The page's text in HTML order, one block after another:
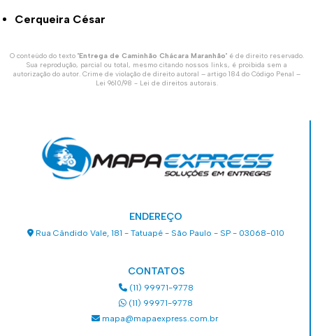
Cerqueira César
O conteúdo do texto "Entrega de Caminhão Chácara Maranhão" é de direito reservado.
Sua reprodução, parcial ou total, mesmo citando nossos links, é proibida sem a
autorização do autor. Crime de violação de direito autoral – artigo 184 do Código Penal –
Lei 9610/98 - Lei de direitos autorais.
ENDEREÇO
Rua Cândido Vale, 181 - Tatuapé - São Paulo - SP - 03068-010
CONTATOS
(11) 99971-9778
(11) 99971-9778
mapa@mapaexpress.com.br